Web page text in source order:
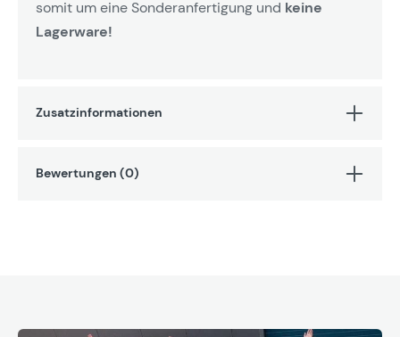
somit um eine Sonderanfertigung und keine
Lagerware!
Zusatzinformationen
Bewertungen (0)